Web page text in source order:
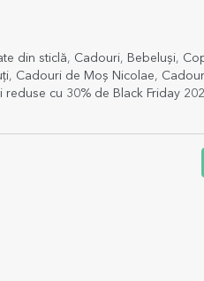
din sticlă, Cadouri, Bebeluși,
, Cadouri de Moș Nicolae,
reduse cu 30% de Black Friday